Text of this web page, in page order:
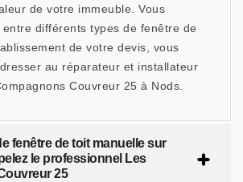
de votre immeuble. Vous
différents types de fenêtre de
de votre devis, vous
au réparateur et installateur
Couvreur 25 à Nods.
fenêtre de toit manuelle sur
le professionnel Les
25